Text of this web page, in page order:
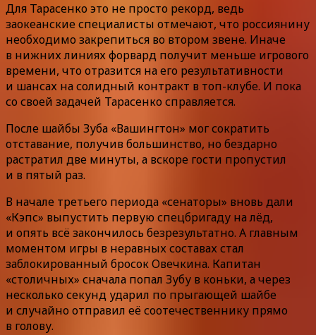
Для Тарасенко это не просто рекорд, ведь
заокеанские специалисты отмечают, что россиянину
необходимо закрепиться во втором звене. Иначе
в нижних линиях форвард получит меньше игрового
времени, что отразится на его результативности
и шансах на солидный контракт в топ-клубе. И пока
со своей задачей Тарасенко справляется.
После шайбы Зуба «Вашингтон» мог сократить
отставание, получив большинство, но бездарно
растратил две минуты, а вскоре гости пропустил
и в пятый раз.
В начале третьего периода «сенаторы» вновь дали
«Кэпс» выпустить первую спецбригаду на лёд,
и опять всё закончилось безрезультатно. А главным
моментом игры в неравных составах стал
заблокированный бросок Овечкина. Капитан
«столичных» сначала попал Зубу в коньки, а через
несколько секунд ударил по прыгающей шайбе
и случайно отправил её соотечественнику прямо
в голову.